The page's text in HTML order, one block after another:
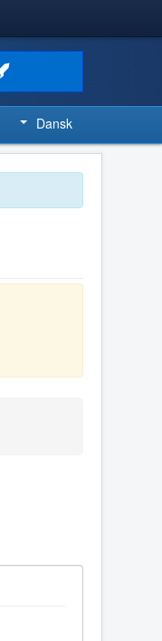
Dansk